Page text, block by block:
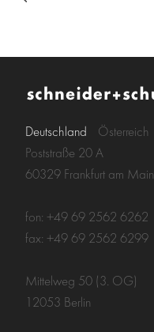
Deutschland Österreich
Poststraße 20 A
60329 Frankfurt am Main
fon: +49 69 2562 6262
fax: +49 69 2562 6299
Mittelweg 50 (3. OG)
12053 Berlin